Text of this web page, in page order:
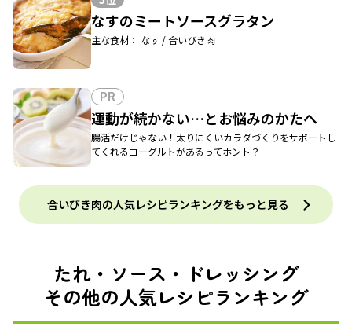
なすのミートソースグラタン
主な食材： なす / 合いびき肉
PR
運動が続かない…とお悩みのかたへ
腸活だけじゃない！太りにくいカラダづくりをサポートし
てくれるヨーグルトがあるってホント？
合いびき肉の人気レシピランキングをもっと見る
たれ・ソース・ドレッシング
その他の人気レシピランキング